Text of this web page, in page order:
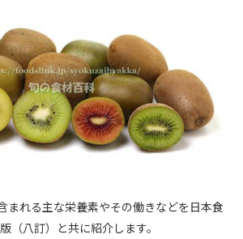
まれる主な栄養素やその働きなどを日本食
（八訂）と共に紹介します。